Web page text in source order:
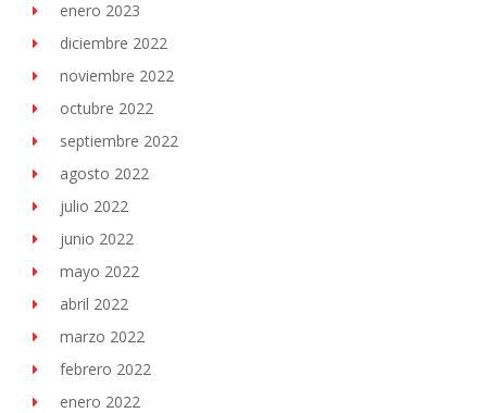
enero 2023
diciembre 2022
noviembre 2022
octubre 2022
septiembre 2022
agosto 2022
julio 2022
junio 2022
mayo 2022
abril 2022
marzo 2022
febrero 2022
enero 2022